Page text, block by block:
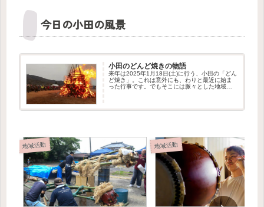
今日の小田の風景
小田のどんど焼きの物語
来年は2025年1月18日(土)に行う、小田の「どん
ど焼き」。これは意外にも、わりと最近に始ま
った行事です。でもそこには脈々とした地域の
地域活動 地域活動